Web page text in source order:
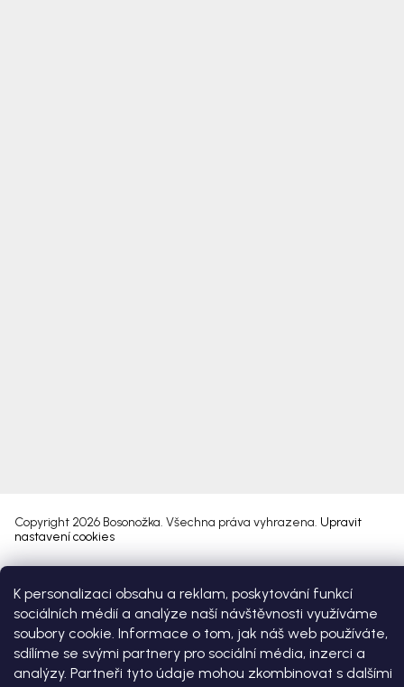
K personalizaci obsahu a reklam, poskytování funkcí
sociálních médií a analýze naší návštěvnosti využíváme
soubory cookie. Informace o tom, jak náš web používáte,
sdílíme se svými partnery pro sociální média, inzerci a
analýzy. Partneři tyto údaje mohou zkombinovat s dalšími
Copyright 2026 Bosonožka. Všechna práva vyhrazena. Upravit
nastavení cookies